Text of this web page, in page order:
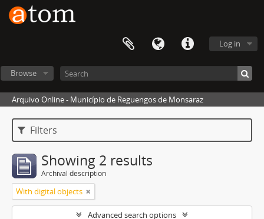
Log in
Browse
Arquivo Online - Município de Reguengos de Monsaraz
Filters
Showing 2 results
Archival description
With digital objects
Advanced search options